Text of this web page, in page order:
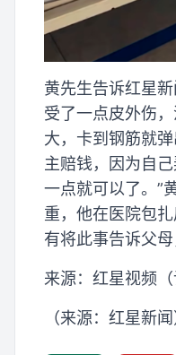
黄先生告诉红星新
受了一点皮外伤
大，卡到钢筋就
主赔钱，因为自
一点就可以了。”
重，他在医院包
有将此事告诉父母
来源：红星视频（
（来源：红星新闻